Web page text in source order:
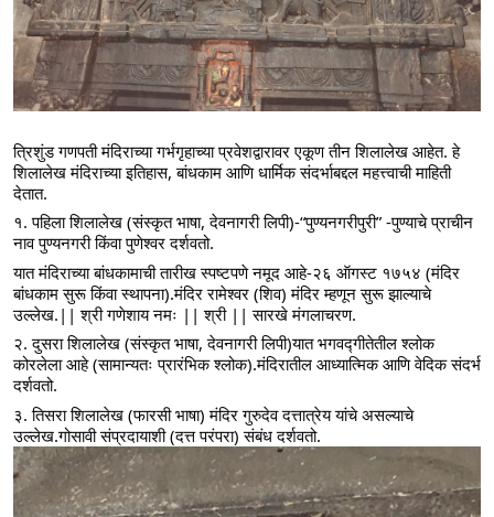
त्रिशुंड गणपती मंदिराच्या गर्भगृहाच्या प्रवेशद्वारावर एकूण तीन शिलालेख आहेत. हे
शिलालेख मंदिराच्या इतिहास, बांधकाम आणि धार्मिक संदर्भाबद्दल महत्त्वाची माहिती
देतात.
१. पहिला शिलालेख (संस्कृत भाषा, देवनागरी लिपी)-“पुण्यनगरीपुरी” -पुण्याचे प्राचीन
नाव पुण्यनगरी किंवा पुणेश्वर दर्शवतो.
यात मंदिराच्या बांधकामाची तारीख स्पष्टपणे नमूद आहे-२६ ऑगस्ट १७५४ (मंदिर
बांधकाम सुरू किंवा स्थापना).मंदिर रामेश्वर (शिव) मंदिर म्हणून सुरू झाल्याचे
उल्लेख.|| श्री गणेशाय नमः || श्री || सारखे मंगलाचरण.
२. दुसरा शिलालेख (संस्कृत भाषा, देवनागरी लिपी)यात भगवद्गीतेतील श्लोक
कोरलेला आहे (सामान्यतः प्रारंभिक श्लोक).मंदिरातील आध्यात्मिक आणि वेदिक संदर्भ
दर्शवतो.
३. तिसरा शिलालेख (फारसी भाषा) मंदिर गुरुदेव दत्तात्रेय यांचे असल्याचे
उल्लेख.गोसावी संप्रदायाशी (दत्त परंपरा) संबंध दर्शवतो.